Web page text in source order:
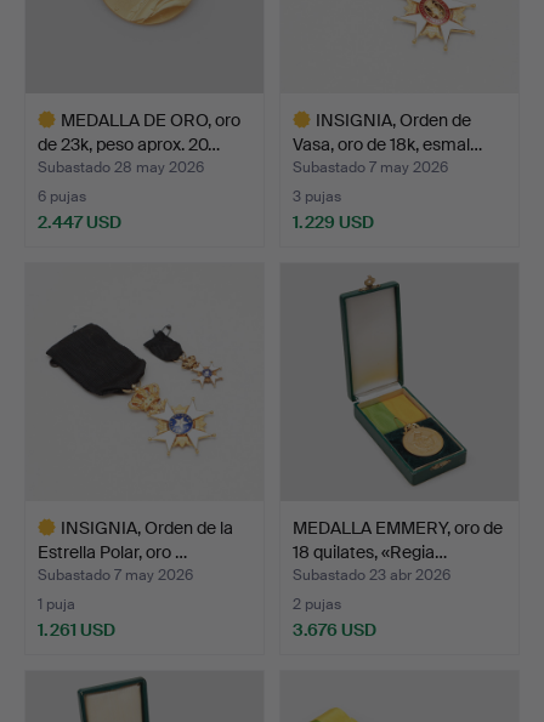
MEDALLA DE ORO, oro
de 23k, peso aprox. 20…
Subastado 28 may 2026
6 pujas
2.447 USD
INSIGNIA, Orden de
Vasa, oro de 18k, esmal…
Subastado 7 may 2026
3 pujas
1.229 USD
seleccionado
INSIGNIA, Orden de la
Estrella Polar, oro …
Subastado 7 may 2026
1 puja
1.261 USD
seleccionado
MEDALLA EMMERY, oro de
18 quilates, «Regia…
Subastado 23 abr 2026
2 pujas
3.676 USD